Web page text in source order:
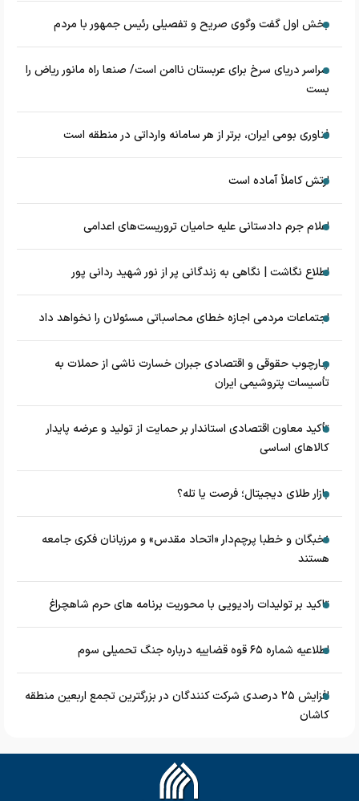
بخش اول گفت وگوی صریح و تفصیلی رئیس جمهور با مردم
سراسر دریای سرخ برای عربستان ناامن است/ صنعا راه مانور ریاض را
بست
فناوری بومی ایران، برتر از هر سامانه وارداتی در منطقه است
ارتش کاملاً آماده است
اعلام جرم دادستانی علیه حامیان تروریست‌های اعدامی
اطلاع نگاشت | نگاهی به زندگانی پر از نور شهید ردانی پور
اجتماعات مردمی اجازه خطای محاسباتی مسئولان را نخواهد داد
چارچوب حقوقی و اقتصادی جبران خسارت ناشی از حملات به
تأسیسات پتروشیمی ایران
تأکید معاون اقتصادی استاندار بر حمایت از تولید و عرضه پایدار
کالاهای اساسی
بازار طلای دیجیتال؛ فرصت یا تله؟
نخبگان و خطبا پرچم‌دار «اتحاد مقدس» و مرزبانان فکری جامعه
هستند
تاکید بر تولیدات رادیویی با محوریت برنامه های حرم شاهچراغ
اطلاعیه شماره ۶۵ قوه قضاییه درباره جنگ تحمیلی سوم
افزایش ۲۵ درصدی شرکت کنندگان در بزرگترین تجمع اربعین منطقه
کاشان